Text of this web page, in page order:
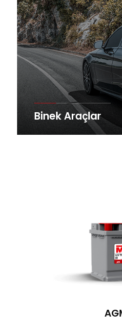
Binek Araçlar